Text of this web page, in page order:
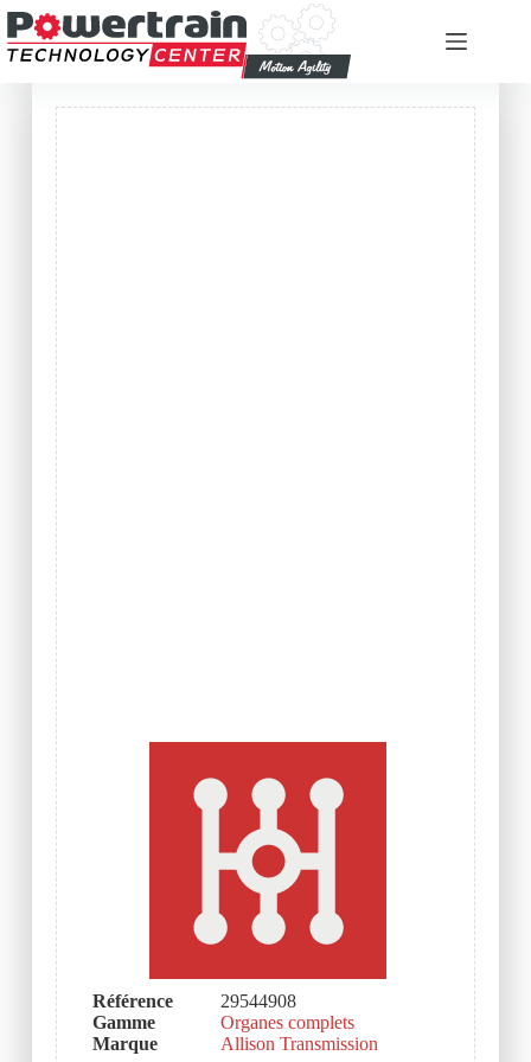
Référence
29544908
Gamme
Organes complets
Marque
Allison Transmission